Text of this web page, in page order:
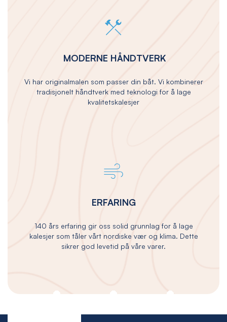
MODERNE HÅNDTVERK
Vi har originalmalen som passer din båt. Vi kombinerer
tradisjonelt håndtverk med teknologi for å lage
kvalitetskalesjer
ERFARING
140 års erfaring gir oss solid grunnlag for å lage
kalesjer som tåler vårt nordiske vær og klima. Dette
sikrer god levetid på våre varer.